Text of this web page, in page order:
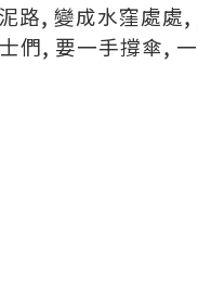
路, 變成水窪處處
們, 要一手撐傘,